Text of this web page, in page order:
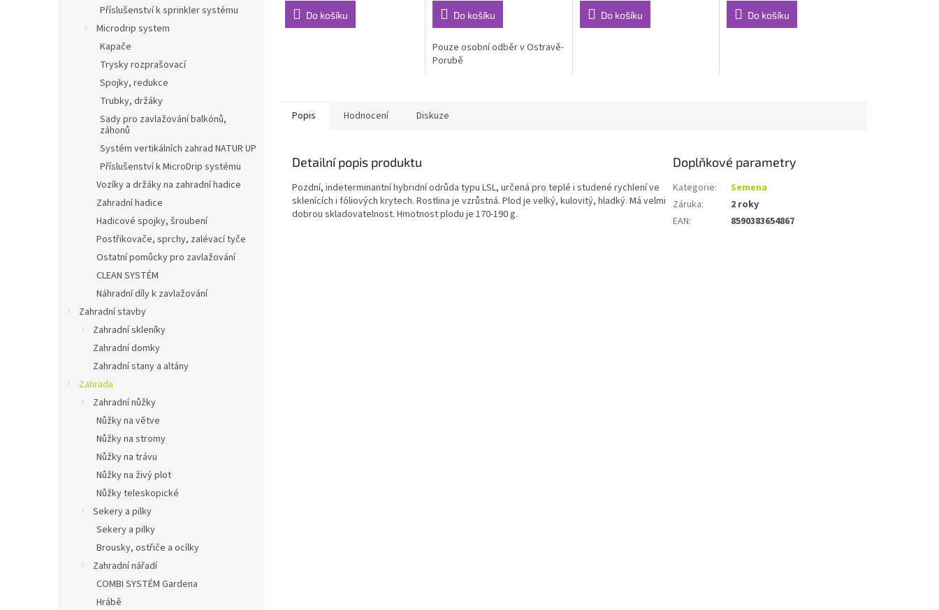
Příslušenství k sprinkler systému
Microdrip system
Kapače
Trysky rozprašovací
Spojky, redukce
Trubky, držáky
Sady pro zavlažování balkónů,
záhonů
Systém vertikálních zahrad NATUR UP
Příslušenství k MicroDrip systému
Vozíky a držáky na zahradní hadice
Zahradní hadice
Hadicové spojky, šroubení
Postřikovače, sprchy, zalévací tyče
Ostatní pomůcky pro zavlažování
CLEAN SYSTÉM
Náhradní díly k zavlažování
Zahradní stavby
Zahradní skleníky
Zahradní domky
Zahradní stany a altány
Zahrada
Zahradní nůžky
Nůžky na větve
Nůžky na stromy
Nůžky na trávu
Nůžky na živý plot
Nůžky teleskopické
Sekery a pilky
Sekery a pilky
Brousky, ostřiče a ocílky
Zahradní nářadí
COMBI SYSTÉM Gardena
Hrábě
Do košíku Do košíku
Pouze osobní odběr v Ostravě-
Porubě
Do košíku Do košíku
Popis Hodnocení Diskuze
Detailní popis produktu
Pozdní, indeterminantní hybridní odrůda typu LSL, určená pro teplé i studené rychlení ve
sklenících i fóliových krytech. Rostlina je vzrůstná. Plod je velký, kulovitý, hladký. Má velmi
dobrou skladovatelnost. Hmotnost plodu je 170-190 g.
Doplňkové parametry
Kategorie:
Semena
Záruka:
2 roky
EAN: 8590383654867